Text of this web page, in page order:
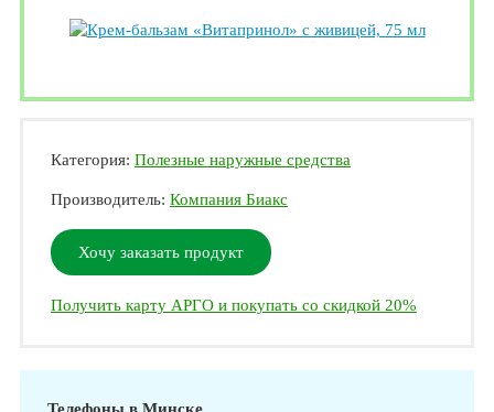
Категория: Полезные наружные средства
Производитель: Компания Биакс
Хочу заказать продукт
Получить карту АРГО и покупать со скидкой 20%